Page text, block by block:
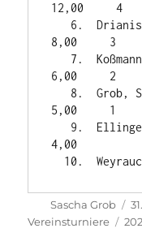
12,00     4
8,00     3
6,00     2
5,00     1
4,00
Autor
Sascha Grob
Vereinsturniere